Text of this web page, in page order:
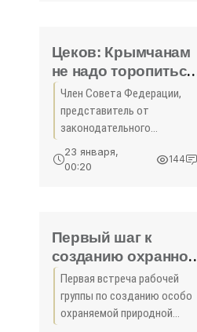
данные
Цеков: Крымчанам
не надо торопиться
с погашением
кредитов перед
украинскими
банками -
«Симферополь»
Член Совета Федерации,
представитель от
законодательного
(представительного) органа
государственной власти
представителями
Центробанка
23 января,
00:20
144
Первый шаг к
созданию охранной
зоны на Золотом
пляже сделан -
«Феодосия»
Первая встреча рабочей
группы по созданию особо
охраняемой природной